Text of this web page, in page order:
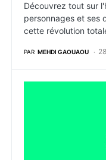
Découvrez tout sur
personnages et ses
cette révolution
PAR MEHDI GAOUAOU